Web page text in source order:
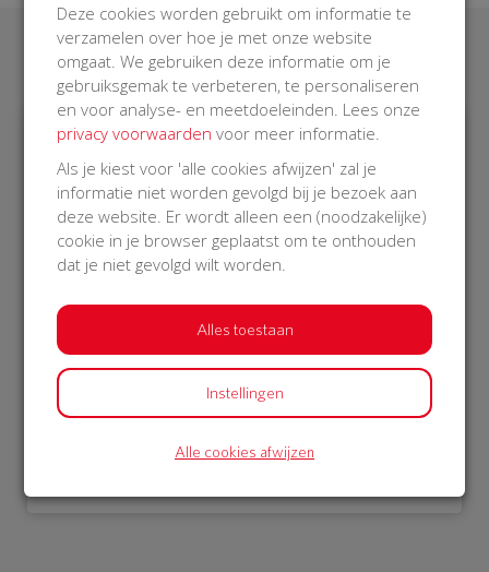
Laatste donaties
€ 273
Stichting
13 Nov 2018
13:01 uur
€ 10
Hennie
10 Nov 2018
Bekijk alle donateurs
Deze cookies worden gebruikt om informatie te
verzamelen over hoe je met onze website
omgaat. We gebruiken deze informatie om je
gebruiksgemak te verbeteren, te personaliseren
en voor analyse- en meetdoeleinden. Lees onze
privacy voorwaarden voor meer informatie.
Als je kiest voor 'alle cookies afwijzen' zal je
informatie niet worden gevolgd bij je bezoek aan
deze website. Er wordt alleen een (noodzakelijke)
cookie in je browser geplaatst om te onthouden
dat je niet gevolgd wilt worden.
Alles toestaan
Instellingen
Alle cookies afwijzen